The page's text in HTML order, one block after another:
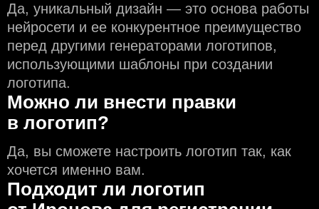
Да, уникальный дизайн — это основа работы
нейросети и еe конкурентное преимущество
перед другими генераторами логотипов,
использующими шаблоны при создании
логотипа.
Можно ли внести правки
в логотип?
Да, вы сможете настроить логотип так, как
хочется именно вам.
Подходит ли логотип